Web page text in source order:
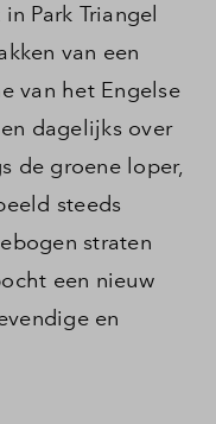
Park Triangel
van een
van het Engelse
dagelijks over
de groene loper,
steeds
straten
een nieuw
en